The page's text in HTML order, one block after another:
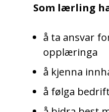
Som lærling
å ta ansvar
opplæringa
å kjenna
å følga